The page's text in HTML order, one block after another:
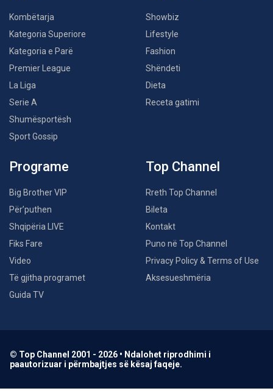
Kombëtarja
Kategoria Superiore
Kategoria e Parë
Premier League
La Liga
Serie A
Shumësportësh
Sport Gossip
Showbiz
Lifestyle
Fashion
Shëndeti
Dieta
Receta gatimi
Programe
Big Brother VIP
Për’puthen
Shqipëria LIVE
Fiks Fare
Video
Të gjitha programet
Guida TV
Top Channel
Rreth Top Channel
Bileta
Kontakt
Puno në Top Channel
Privacy Policy & Terms of Use
Aksesueshmëria
© Top Channel 2001 - 2026 • Ndalohet riprodhimi i
paautorizuar i përmbajtjes së kësaj faqeje.